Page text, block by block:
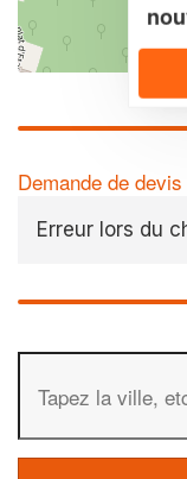
Demande de
Erreur lors du